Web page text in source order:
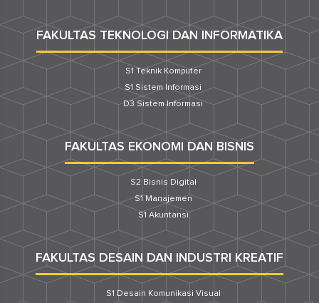
FAKULTAS TEKNOLOGI DAN INFORMATIKA
S1 Teknik Komputer
S1 Sistem Informasi
D3 Sistem Informasi
FAKULTAS EKONOMI DAN BISNIS
S2 Bisnis Digital
S1 Manajemen
S1 Akuntansi
FAKULTAS DESAIN DAN INDUSTRI KREATIF
S1 Desain Komunikasi Visual